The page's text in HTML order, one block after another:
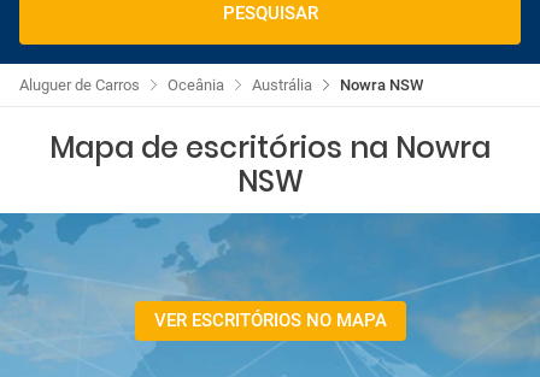
PESQUISAR
Nowra NSW
Austrália
Oceânia
Aluguer de Carros
Mapa de escritórios na Nowra
NSW
VER ESCRITÓRIOS NO MAPA